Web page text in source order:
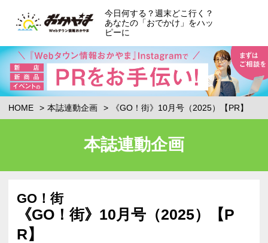
今日何する？週末どこ行く？
あなたの「おでかけ」をハッ
ピーに
HOME 本誌連動企画 《GO！街》10月号（2025）【PR】
本誌連動企画
GO！街
《GO！街》10月号（2025）【P
R】